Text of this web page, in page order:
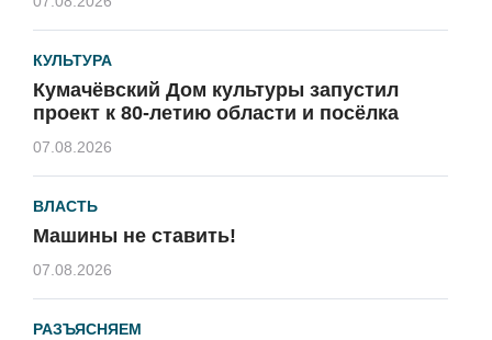
КУЛЬТУРА
Кумачёвский Дом культуры запустил
проект к 80-летию области и посёлка
07.08.2026
ВЛАСТЬ
Машины не ставить!
07.08.2026
РАЗЪЯСНЯЕМ